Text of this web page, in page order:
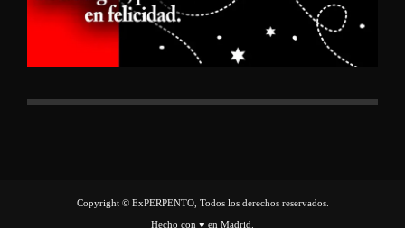
Copyright © ExPERPENTO, Todos los derechos reservados.
Hecho con ♥ en Madrid.